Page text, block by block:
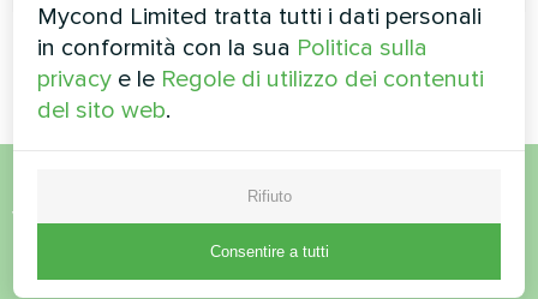
Volete acquistare o avete
domande?
Mycond Limited tratta tutti i dati personali
in conformità con la sua Politica sulla
privacy e le Regole di utilizzo dei contenuti
del sito web.
Rifiuto
Consentire a tutti